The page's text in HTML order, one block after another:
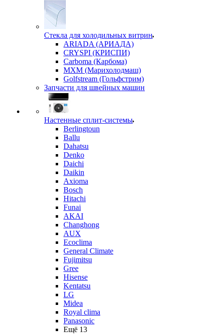
Стекла для холодильных витрин
ARIADA (АРИАДА)
CRYSPI (КРИСПИ)
Carboma (Карбома)
MXM (Марихолодмаш)
Golfstream (Гольфстрим)
Запчасти для швейных машин
Настенные сплит-системы
Berlingtoun
Ballu
Dahatsu
Denko
Daichi
Daikin
Axioma
Bosch
Hitachi
Funai
AKAI
Changhong
AUX
Ecoclima
General Climate
Fujimitsu
Gree
Hisense
Kentatsu
LG
Midea
Royal clima
Panasonic
Ещё 13